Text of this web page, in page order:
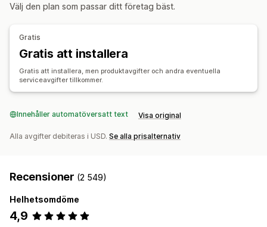
Företags- och kontorsprodukter
Inköpsställen
Kina
Storbritannien Tyskland
Personlig anpassning Anpassade mallar
Julklappar Husdjursprodukter
Leveransalternativ
Uppdateringar i realtid Orderspårning
Välj den plan som passar ditt företag bäst.
Gratis
Gratis att installera
Gratis att installera, men produktavgifter och andra eventuella
serviceavgifter tillkommer.
Innehåller automatöversatt text Visa original
Alla avgifter debiteras i USD. Se alla prisalternativ
Recensioner (2 549)
Helhetsomdöme
4,9